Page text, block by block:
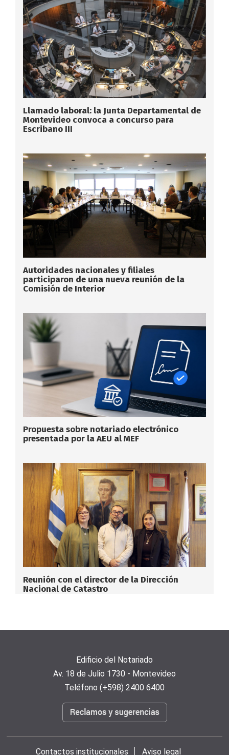
Llamado laboral: la Junta Departamental de
Montevideo convoca a concurso para
Escribano III
Autoridades nacionales y filiales
participaron de una nueva reunión de la
Comisión de Interior
Propuesta sobre notariado electrónico
presentada por la AEU al MEF
Reunión con el director de la Dirección
Nacional de Catastro
Edificio del Notariado
Av. 18 de Julio 1730 - Montevideo
Teléfono (+598) 2400 6400
Contactos institucionales Aviso legal